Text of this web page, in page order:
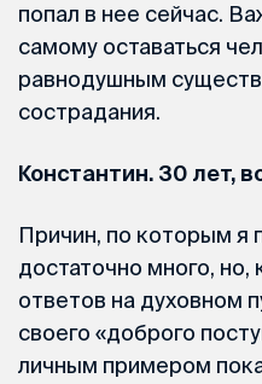
попал в нее сейчас.
самому оставаться
равнодушным
сострадания.
Константин. 30 лет,
Причин, по которым я
достаточно много, но,
ответов на духовном
своего «доброго
личным примером